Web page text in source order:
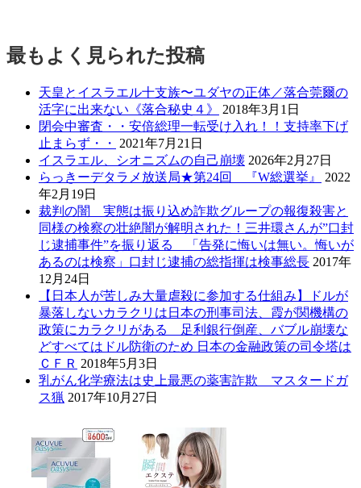
最もよく見られた投稿
天皇とイスラエル十支族〜ユダヤの正体／落合莞爾の
活字に出来ない《落合秘史４》
2018年3月1日
閉会中審査・・安倍総理一転受け入れ！！支持率下げ
止まらず・・
2021年7月21日
イスラエル、シオニズムの自己崩壊 2026年2月27日
らっきーデタラメ放送局★第24回 『W総選挙』
2022
年2月19日
裁判の闇 実態は振り込め詐欺グループの報復殺害と
同様の検察の壮絶闇が解明された！三井環さんが”口封
じ逮捕事件”を振り返る 「告発に悔いは無い。悔いが
あるのは検察」口封じ逮捕の総指揮は検事総長 2017年
12月24日
【日本人が苦しみ大量虐殺に参加する仕組み】ドルが
暴落しないカラクリは日本の刑事司法、霞が関機構の
政策にカラクリがある 足利銀行倒産、バブル崩壊な
どすべてはドル防衛のため 日本の金融政策の司令塔は
ＣＦＲ 2018年5月3日
乳がん化学療法は史上最悪の薬害詐欺 マスタードガ
ス猟 2017年10月27日